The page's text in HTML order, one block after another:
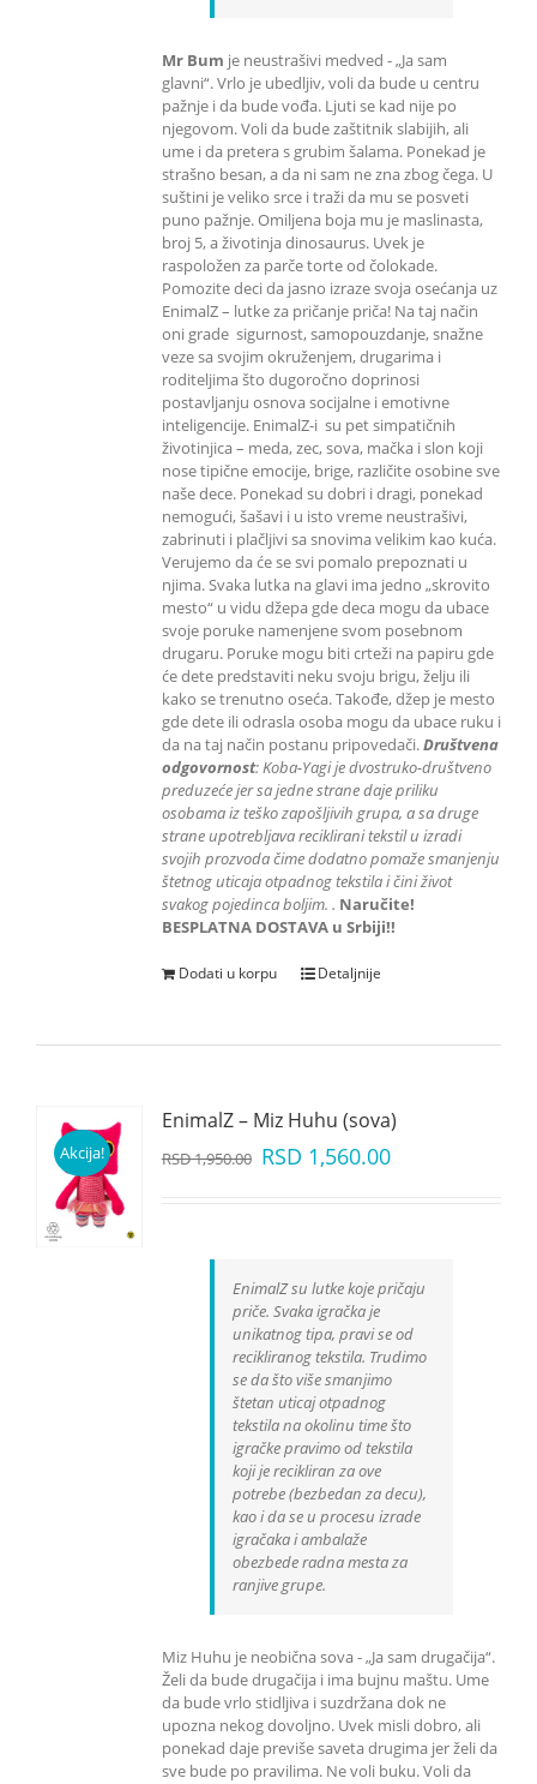
Mr Bum je neustrašivi medved - „Ja sam
glavni“. Vrlo je ubedljiv, voli da bude u centru
pažnje i da bude vođa. Ljuti se kad nije po
njegovom. Voli da bude zaštitnik slabijih, ali
ume i da pretera s grubim šalama. Ponekad je
strašno besan, a da ni sam ne zna zbog čega. U
suštini je veliko srce i traži da mu se posveti
puno pažnje. Omiljena boja mu je maslinasta,
broj 5, a životinja dinosaurus. Uvek je
raspoložen za parče torte od čolokade.
Pomozite deci da jasno izraze svoja osećanja uz
EnimalZ – lutke za pričanje priča! Na taj način
oni grade sigurnost, samopouzdanje, snažne
veze sa svojim okruženjem, drugarima i
roditeljima što dugoročno doprinosi
postavljanju osnova socijalne i emotivne
inteligencije. EnimalZ-i su pet simpatičnih
životinjica – meda, zec, sova, mačka i slon koji
nose tipične emocije, brige, različite osobine sve
naše dece. Ponekad su dobri i dragi, ponekad
nemogući, šašavi i u isto vreme neustrašivi,
zabrinuti i plačljivi sa snovima velikim kao kuća.
Verujemo da će se svi pomalo prepoznati u
njima. Svaka lutka na glavi ima jedno „skrovito
mesto“ u vidu džepa gde deca mogu da ubace
svoje poruke namenjene svom posebnom
drugaru. Poruke mogu biti crteži na papiru gde
će dete predstaviti neku svoju brigu, želju ili
kako se trenutno oseća. Takođe, džep je mesto
gde dete ili odrasla osoba mogu da ubace ruku i
da na taj način postanu pripovedači.Društvena
odgovornost: Koba-Yagi je dvostruko-društveno
preduzeće jer sa jedne strane daje priliku
osobama iz teško zapošljivih grupa, a sa druge
strane upotrebljava reciklirani tekstil u izradi
svojih prozvoda čime dodatno pomaže smanjenju
štetnog uticaja otpadnog tekstila i čini život
svakog pojedinca boljim. . Naručite!
BESPLATNA DOSTAVA u Srbiji!!
Dodati u korpu Detaljnije
Akcija!
EnimalZ – Miz Huhu (sova)
RSD1,950.00 RSD 1,560.00
EnimalZ su lutke koje pričaju
priče. Svaka igračka je
unikatnog tipa, pravi se od
recikliranog tekstila. Trudimo
se da što više smanjimo
štetan uticaj otpadnog
tekstila na okolinu time što
igračke pravimo od tekstila
koji je recikliran za ove
potrebe (bezbedan za decu),
kao i da se u procesu izrade
igračaka i ambalaže
obezbede radna mesta za
ranjive grupe.
Miz Huhu je neobična sova - „Ja sam drugačija“.
Želi da bude drugačija i ima bujnu maštu. Ume
da bude vrlo stidljiva i suzdržana dok ne
upozna nekog dovoljno. Uvek misli dobro, ali
ponekad daje previše saveta drugima jer želi da
sve bude po pravilima. Ne voli buku. Voli da